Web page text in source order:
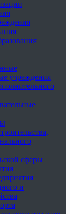
учреждения
сферы
и